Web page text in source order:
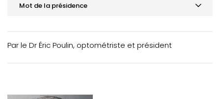
Mot de la présidence
ACTUALITÉS
Par le Dr Éric Poulin, optométriste et président